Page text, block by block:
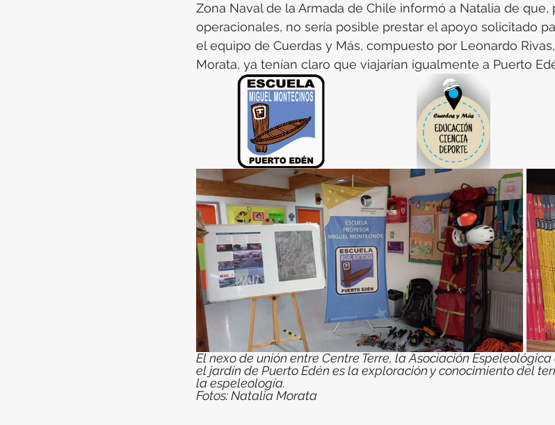
Zona Naval de la Armada de Chile informó a Natalia de que,
operacionales, no sería posible prestar el apoyo solicitado
el equipo de Cuerdas y Más, compuesto por Leonardo
Morata, ya tenían claro que viajarían igualmente a Puerto
El nexo de unión entre Centre Terre, la Asociación
el jardín de Puerto Edén es la exploración y conocimiento del
la espeleología.
Fotos: Natalia Morata